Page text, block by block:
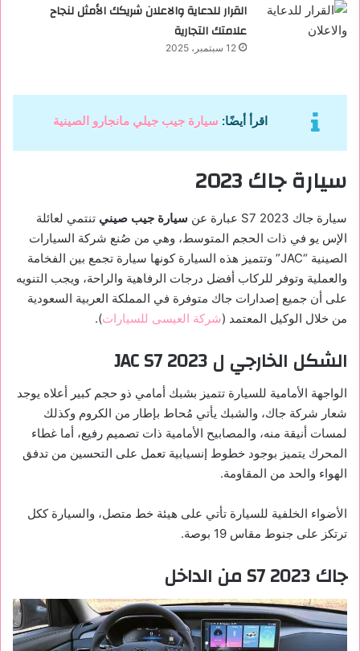
القرار للدعاية والاعلان شريكك الأمثل لنجاح
علامتك التجارية
12 سبتمبر، 2025
اقرأ أيضًا: سيارة جيب جيلي مانجارو الصينية
سيارة جاك 2023
سيارة جاك S7 2023 عبارة عن سيارة جيب صيني تنتمي لعائلة
الإس يو في ذات الحجم المتوسط، وهي من صُنع شركة السيارات
الصينية “JAC” وتتميز هذه السيارة كونها سيارة تجمع بين الفخامة
والعملية وتوفر للركاب أفضل درجات الرفاهية والراحة، ويجب التنويه
على أن جميع إصدارات جاك متوفرة في المملكة العربية السعودية
من خلال الوكيل المعتمد (شركة العيسى للسيارات).
الشكل الخارجي ل JAC S7 2023
الواجهة الأمامية للسيارة تتميز بشبك أمامي ذو حجم كبير أعلاه يوجد
شعار شركة جاك، والشبك يأتي مُحاط بإطار من الكروم وكذلك
لمسات أنيقة منه، والمصابيح الأمامية ذات تصميم رفيع، أما غطاء
المحرك يتميز بوجود خطوط إنسيابية تعمل على التحسين من تدفق
الهواء والحد من المقاومة.
الأضواء الخلفية للسيارة تأتي على هيئة خط متصل، والسيارة ككل
ترتكز على جنوط مقاس 19 بوصة.
جاك S7 2023 من الداخل